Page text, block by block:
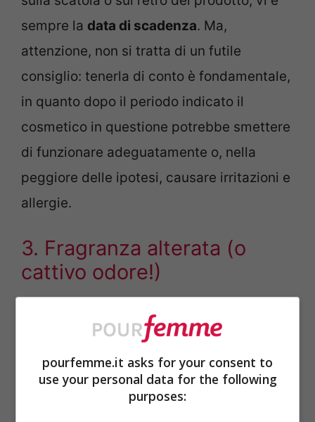
sempre la data di scadenza. Ma,
attenzione, non si tratta di un futile
consiglio: tenerla di conto è fondamentale,
in quanto dopo il periodo indicato il
cosmetico in questione potrebbe smettere
di funzionare adeguatamente o, nella
peggiore delle ipotesi, causare irritazioni e
allergie.
3. Fragranza alterata (o
cattivo odore!)
Hai notato che la gradevole fragranza del
cosmetico incriminato si è
improvvisamente trasformata in unodore
fastidioso e pungente? Non servono molte
pourfemme.it asks for your consent to
use your personal data for the following
purposes: